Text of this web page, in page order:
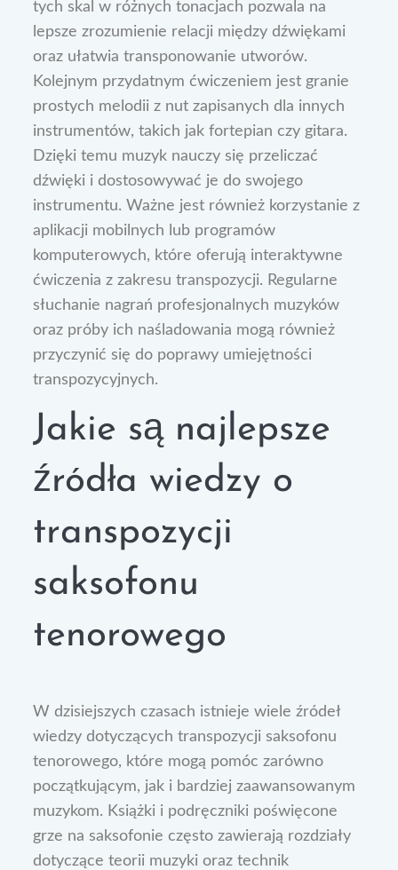
tych skal w różnych tonacjach pozwala na
lepsze zrozumienie relacji między dźwiękami
oraz ułatwia transponowanie utworów.
Kolejnym przydatnym ćwiczeniem jest granie
prostych melodii z nut zapisanych dla innych
instrumentów, takich jak fortepian czy gitara.
Dzięki temu muzyk nauczy się przeliczać
dźwięki i dostosowywać je do swojego
instrumentu. Ważne jest również korzystanie z
aplikacji mobilnych lub programów
komputerowych, które oferują interaktywne
ćwiczenia z zakresu transpozycji. Regularne
słuchanie nagrań profesjonalnych muzyków
oraz próby ich naśladowania mogą również
przyczynić się do poprawy umiejętności
transpozycyjnych.
Jakie są najlepsze
źródła wiedzy o
transpozycji
saksofonu
tenorowego
W dzisiejszych czasach istnieje wiele źródeł
wiedzy dotyczących transpozycji saksofonu
tenorowego, które mogą pomóc zarówno
początkującym, jak i bardziej zaawansowanym
muzykom. Książki i podręczniki poświęcone
grze na saksofonie często zawierają rozdziały
dotyczące teorii muzyki oraz technik